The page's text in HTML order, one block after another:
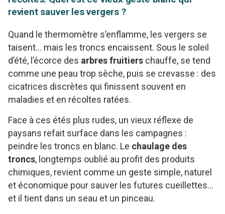
revient sauver les vergers ?
Quand le thermomètre s’enflamme, les vergers se
taisent… mais les troncs encaissent. Sous le soleil
d’été, l’écorce des arbres fruitiers chauffe, se tend
comme une peau trop sèche, puis se crevasse : des
cicatrices discrètes qui finissent souvent en
maladies et en récoltes ratées.
Face à ces étés plus rudes, un vieux réflexe de
paysans refait surface dans les campagnes :
peindre les troncs en blanc. Le chaulage des
troncs, longtemps oublié au profit des produits
chimiques, revient comme un geste simple, naturel
et économique pour sauver les futures cueillettes…
et il tient dans un seau et un pinceau.